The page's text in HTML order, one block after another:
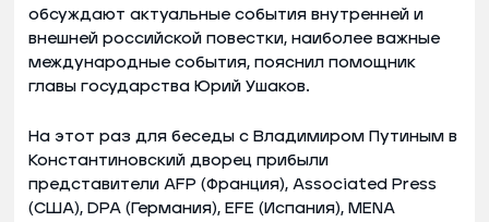
обсуждают актуальные события внутренней и
внешней российской повестки, наиболее важные
международные события, пояснил помощник
главы государства Юрий Ушаков.
На этот раз для беседы с Владимиром Путиным в
Константиновский дворец прибыли
представители AFP (Франция), Associated Press
(США), DPA (Германия), EFE (Испания), MENA